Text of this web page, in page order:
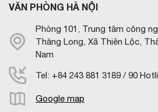
VĂN PHÒNG HÀ NỘI
Phòng 101, Trung tâm công
Thăng Long, Xã Thiên Lộc,
Nam
Tel: +84 243 881 3189 / 90
Google map